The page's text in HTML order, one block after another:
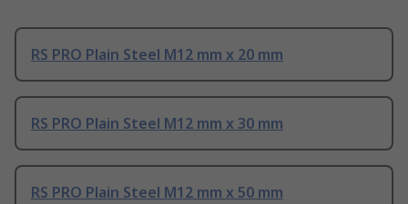
RS PRO Plain Steel M12 mm x 20 mm
RS PRO Plain Steel M12 mm x 30 mm
RS PRO Plain Steel M12 mm x 50 mm